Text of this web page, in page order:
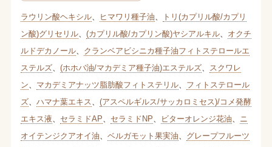
ラウリン酸ヘキシル、 ヒマワリ種子油
トリ(カプリル酸/カプリ
ン酸)グリセリル、 (カプリル酸/カプリン酸)ヤシアルキル、 オクチ
ルドデカノール、 クランベアビシニカ種子油フィトステロールエ
ステルズ、 (ホホバ油/マカデミア種子油)エステルズ、
スクワレ
ン
マカデミアナッツ脂肪酸フィトステリル、 フィトステロール
ズ、 ハマナ葉エキス
(アスペルギルス/サッカロミセス)/コメ発酵
エキス液
セラミドAP セラミドNP ビターオレンジ花油
ニ
オイテンジクアオイ油
ベルガモット果実油
グレープフルーツ